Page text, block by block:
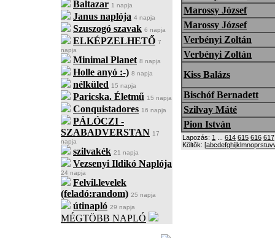
Baltazar 1 napja
Janus naplója 4 napja
Szuszogó szavak 6 napja
ELKÉPZELHETŐ 7
napja
Minimal Planet 8 napja
Holle anyó :-) 8 napja
nélküled 15 napja
Paricska. Életmű 15 napja
Conquistadores 16 napja
PÁLÓCZI -
SZABADVERSTAN 17
napja
szilvakék 21 napja
Vezsenyi Ildikó Naplója
24 napja
Felvil.levelek
(feladó:random) 25 napja
útinapló 29 napja
MÉGTÖBB NAPLÓ
Marossy József
Marossy József
Verbényi Zoltán
Verbényi Zoltán
Kiss Balázs
Bischóf Bernadett
Szilvay Máté
Pion István
Lapozás: 1 614 615 616 617
Költõk: [abcdefghijklmnoprstuv